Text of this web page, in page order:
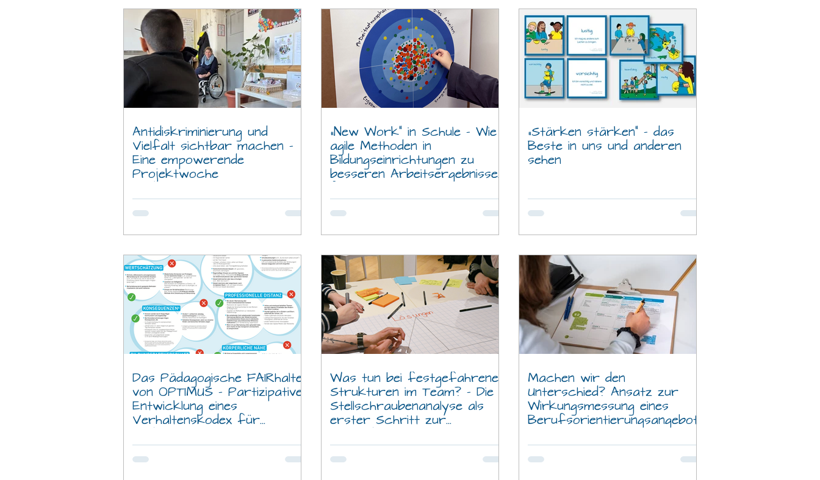
Antidiskriminierung und
Vielfalt sichtbar machen –
Eine empowerende
Projektwoche
„New Work“ in Schule – Wie
agile Methoden in
Bildungseinrichtungen zu
besseren Arbeitsergebnissen
„Stärken stärken“ - das
Beste in uns und anderen
sehen
Das Pädagogische FAIRhalten
von OPTIMUS – Partizipative
Entwicklung eines
Verhaltenskodex für
Was tun bei festgefahrenen
Strukturen im Team? – Die
Stellschraubenanalyse als
erster Schritt zur
Machen wir den
Unterschied? Ansatz zur
Wirkungsmessung eines
Berufsorientierungsangebot